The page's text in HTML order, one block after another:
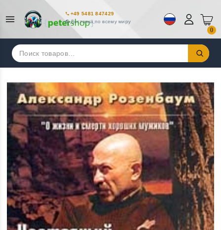
+49 5481 847429
Доставка по всему миру
0
Искать: